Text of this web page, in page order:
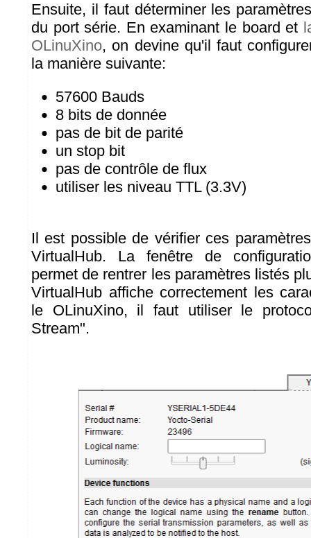
Ensuite, il faut déterminer les
du port série. En examinant le board et
OLinuXino, on devine qu'il faut
la manière suivante:
57600 Bauds
8 bits de donnée
pas de bit de parité
un stop bit
pas de contrôle de flux
utiliser les niveau TTL (3.3V)
Il est possible de vérifier ces
VirtualHub. La fenêtre de
permet de rentrer les paramètres listés
VirtualHub affiche correctement les
le OLinuXino, il faut utiliser le
Stream".